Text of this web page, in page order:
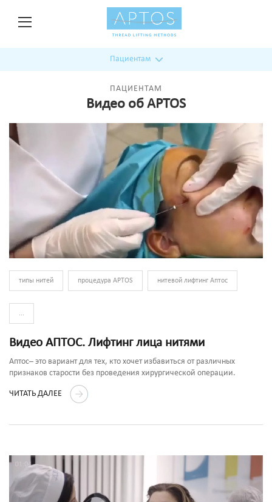
Пациентам
ПАЦИЕНТАМ
Видео об APTOS
типы нитей процедура APTOS нитевой лифтинг Аптос
...
Видео АПТОС. Лифтинг лица нитями
Аптос– это вариант для тех, кто хочет избавиться от различных
признаков старости без проведения хирургической операции.
ЧИТАТЬ ДАЛЕЕ